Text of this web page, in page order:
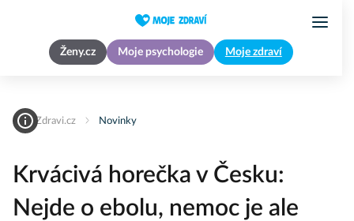
Ženy.cz Moje psychologie Moje zdraví
MojeZdravi.cz Novinky
Krvácivá horečka v Česku:
Nejde o ebolu, nemoc je ale